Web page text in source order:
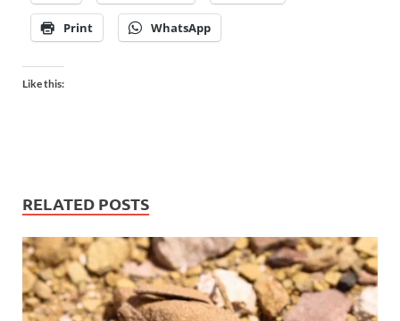
Print WhatsApp
Like this:
RELATED POSTS